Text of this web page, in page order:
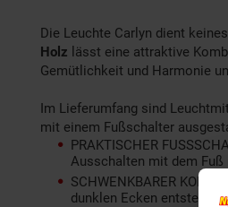
Die Leuchte Carlyn dient
Holz lässt eine attraktive
Gemütlichkeit und Harmonie
Im Lieferumfang sind
mit einem Fußschalter
PRAKTISCHER
Ausschalten mit dem Fuß
SCHWENKBARER
dunklen Ecken entstehen.